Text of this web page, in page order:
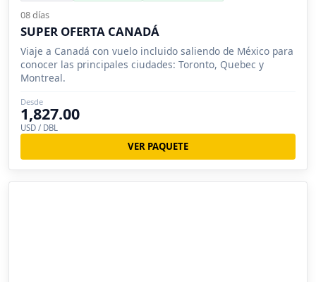
08 días
SUPER OFERTA CANADÁ
Viaje a Canadá con vuelo incluido saliendo de México para
conocer las principales ciudades: Toronto, Quebec y
Montreal.
Desde
1,827.00
USD / DBL
VER PAQUETE